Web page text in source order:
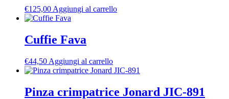
€125,00 Aggiungi al carrello
Cuffie Fava
€44,50 Aggiungi al carrello
Pinza crimpatrice Jonard JIC-891